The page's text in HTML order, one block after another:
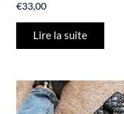
€33,00
Lire la suite